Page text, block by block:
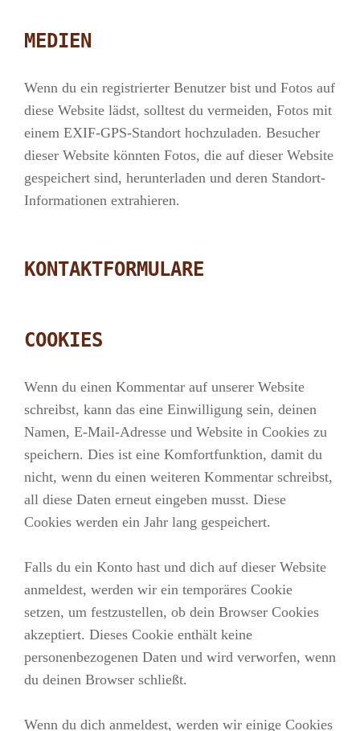
MEDIEN
Wenn du ein registrierter Benutzer bist und Fotos auf
diese Website lädst, solltest du vermeiden, Fotos mit
einem EXIF-GPS-Standort hochzuladen. Besucher
dieser Website könnten Fotos, die auf dieser Website
gespeichert sind, herunterladen und deren Standort-
Informationen extrahieren.
KONTAKTFORMULARE
COOKIES
Wenn du einen Kommentar auf unserer Website
schreibst, kann das eine Einwilligung sein, deinen
Namen, E-Mail-Adresse und Website in Cookies zu
speichern. Dies ist eine Komfortfunktion, damit du
nicht, wenn du einen weiteren Kommentar schreibst,
all diese Daten erneut eingeben musst. Diese
Cookies werden ein Jahr lang gespeichert.
Falls du ein Konto hast und dich auf dieser Website
anmeldest, werden wir ein temporäres Cookie
setzen, um festzustellen, ob dein Browser Cookies
akzeptiert. Dieses Cookie enthält keine
personenbezogenen Daten und wird verworfen, wenn
du deinen Browser schließt.
Wenn du dich anmeldest, werden wir einige Cookies